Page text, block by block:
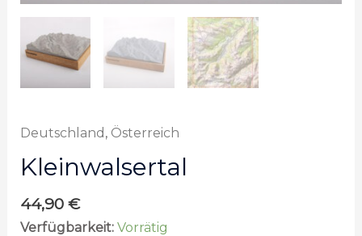
Deutschland , Österreich
Kleinwalsertal
44,90 €
Verfügbarkeit: Vorrätig